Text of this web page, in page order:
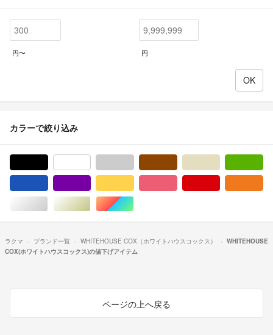
円〜 円
カラーで絞り込み
シルバー/銀色系ゴールド/金色系マルチカラー
ラクマ ブランド一覧 WHITEHOUSE COX（ホワイトハウスコックス）
WHITEHOUSE
COX(ホワイトハウスコックス)の値下げアイテム
ページの上へ戻る